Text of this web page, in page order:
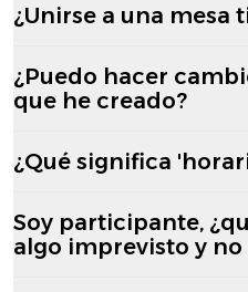
¿Unirse a una mesa
¿Puedo hacer
que he creado?
¿Qué significa
Soy participante,
algo imprevisto y